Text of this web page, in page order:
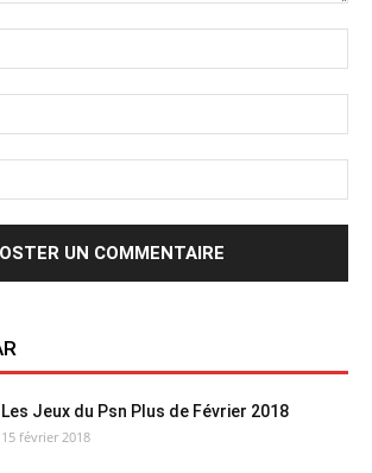
Les Jeux du Psn Plus de Février 2018
15 février 2018